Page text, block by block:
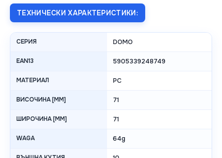
ТЕХНИЧЕСКИ ХАРАКТЕРИСТИКИ:
СЕРИЯ DOMO
EAN13 5905339248749
МАТЕРИАЛ PC
ВИСОЧИНА [MM] 71
ШИРОЧИНА [MM] 71
WAGA 64g